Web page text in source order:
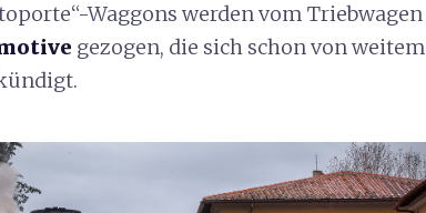
Waggons werden vom Triebwagen
gezogen, die sich schon von weitem